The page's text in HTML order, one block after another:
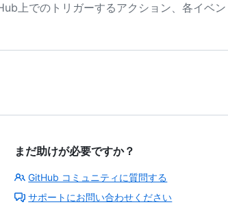
上でのトリガーするアクション、各イベン
まだ助けが必要ですか？
GitHub コミュニティに質問する
サポートにお問い合わせください